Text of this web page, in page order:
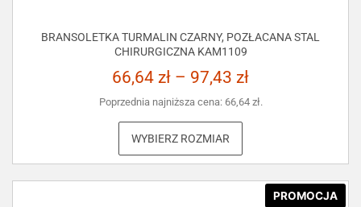
BRANSOLETKA TURMALIN CZARNY, POZŁACANA STAL
CHIRURGICZNA KAM1109
66,64 zł – 97,43 zł
Poprzednia najniższa cena: 66,64 zł.
WYBIERZ ROZMIAR
PROMOCJA